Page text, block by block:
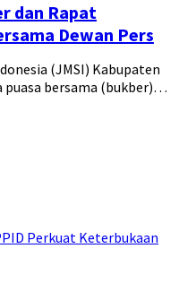
dan Rapat
Dewan Pers
(JMSI) Kabupaten
puasa bersama (bukber)…
Perkuat Keterbukaan